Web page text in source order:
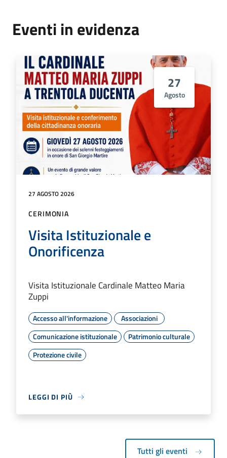
Eventi in evidenza
27
Agosto
27 AGOSTO 2026
CERIMONIA
Visita Istituzionale e
Onorificenza
Visita Istituzionale Cardinale Matteo Maria
Zuppi
Accesso all'informazione
Associazioni
Comunicazione istituzionale
Patrimonio culturale
Protezione civile
LEGGI DI PIÙ
Tutti gli eventi